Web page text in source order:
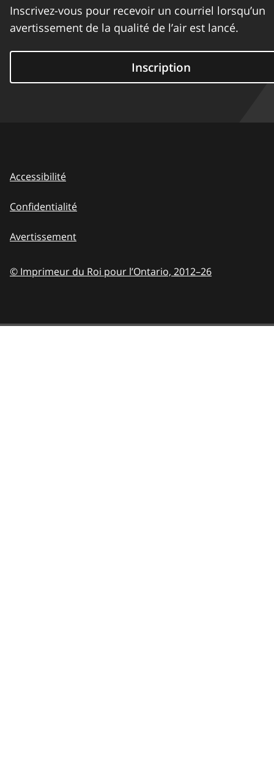
Inscrivez-vous pour recevoir un courriel lorsqu’un
avertissement de la qualité de l’air est lancé.
Inscription
Accessibilité
Confidentialité
Avertissement
© Imprimeur du Roi pour l’Ontario, 2012–26